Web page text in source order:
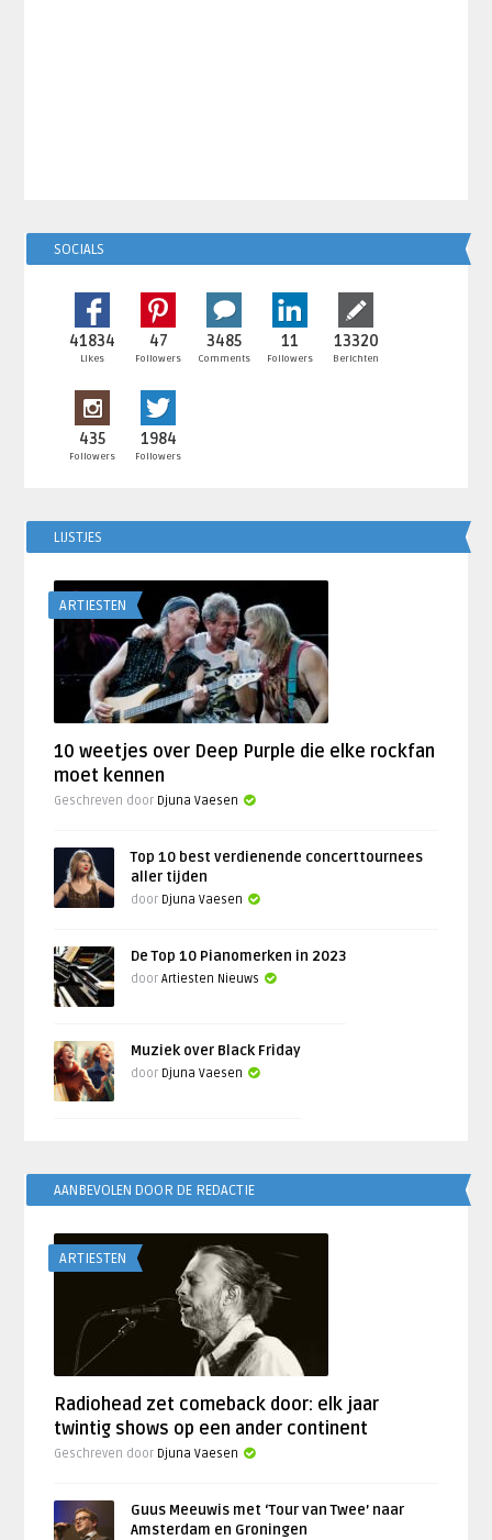
SOCIALS
41834
Likes
47
Followers
3485
Comments
11
Followers
13320
Berichten
435
Followers
1984
Followers
LIJSTJES
ARTIESTEN
10 weetjes over Deep Purple die elke rockfan
moet kennen
Geschreven door Djuna Vaesen
Top 10 best verdienende concerttournees
aller tijden
door Djuna Vaesen
De Top 10 Pianomerken in 2023
doorArtiesten Nieuws
Muziek over Black Friday
door Djuna Vaesen
AANBEVOLEN DOOR DE REDACTIE
ARTIESTEN
Radiohead zet comeback door: elk jaar
twintig shows op een ander continent
Geschreven door Djuna Vaesen
Guus Meeuwis met ‘Tour van Twee’ naar
Amsterdam en Groningen